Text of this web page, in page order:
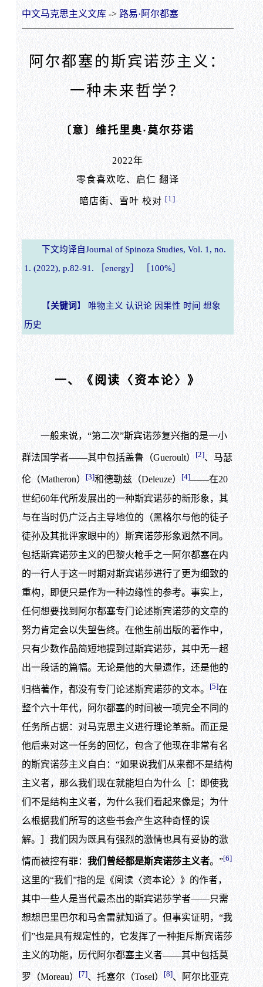
中文马克思主义文库-> 路易·阿尔都塞
阿尔都塞的斯宾诺莎主义：
一种未来哲学？
〔意〕维托里奥·莫尔芬诺
2022年
零食喜欢吃、启仁 翻译
暗店街、雪叶 校对 [1]
下文均译自Journal of Spinoza Studies, Vol. 1, no.
1. (2022), p.82-91. ［energy］ ［100%］
【关键词 】 唯物主义 认识论 因果性 时间 想象
历史
一、《阅读〈资本论〉》
一般来说，“第二次”斯宾诺莎复兴指的是一小
群法国学者——其中包括盖鲁（Gueroult） [2]、马瑟
伦（Matheron） [3]和德勒兹（Deleuze） [4]——在20
世纪60年代所发展出的一种斯宾诺莎的新形象，其
与在当时仍广泛占主导地位的（黑格尔与他的徒子
徒孙及其批评家眼中的）斯宾诺莎形象迥然不同。
包括斯宾诺莎主义的巴黎火枪手之一阿尔都塞在内
的一行人于这一时期对斯宾诺莎进行了更为细致的
重构，即便只是作为一种边缘性的参考。事实上，
任何想要找到阿尔都塞专门论述斯宾诺莎的文章的
努力肯定会以失望告终。在他生前出版的著作中，
只有少数作品简短地提到过斯宾诺莎，其中无一超
出一段话的篇幅。无论是他的大量遗作，还是他的
归档著作，都没有专门论述斯宾诺莎的文本。 [5]在
整个六十年代，阿尔都塞的时间被一项完全不同的
任务所占据：对马克思主义进行理论革新。而正是
他后来对这一任务的回忆，包含了他现在非常有名
的斯宾诺莎主义自白：“如果说我们从来都不是结构
主义者，那么我们现在就能坦白为什么［：即使我
们不是结构主义者，为什么我们看起来像是；为什
么根据我们所写的这些书会产生这种奇怪的误
解。］我们因为既具有强烈的激情也具有妥协的激
情而被控有罪： 我们曾经都是斯宾诺莎主义者。”[6]
这里的“我们”指的是《阅读〈资本论〉》的作者，
其中一些人是当代最杰出的斯宾诺莎学者——只需
想想巴里巴尔和马舍雷就知道了。但事实证明，“我
们”也是具有规定性的，它发挥了一种拒斥斯宾诺莎
主义的功能，历代阿尔都塞主义者——其中包括莫
罗（Moreau） [7]、托塞尔（Tosel） [8]、阿尔比亚克